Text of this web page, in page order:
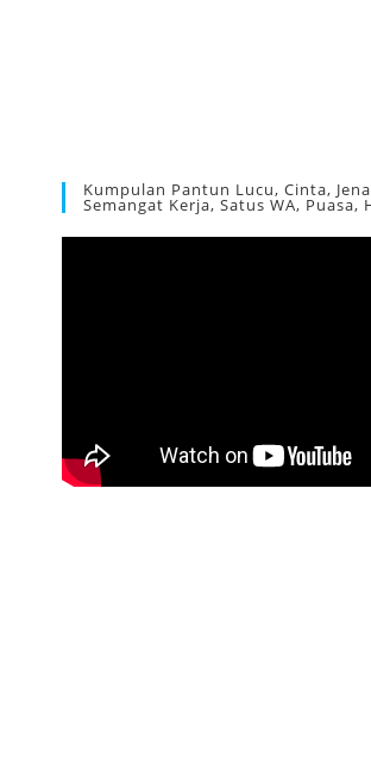
Kumpulan Pantun Lucu, Cinta,
Semangat Kerja, Satus WA, Puasa,